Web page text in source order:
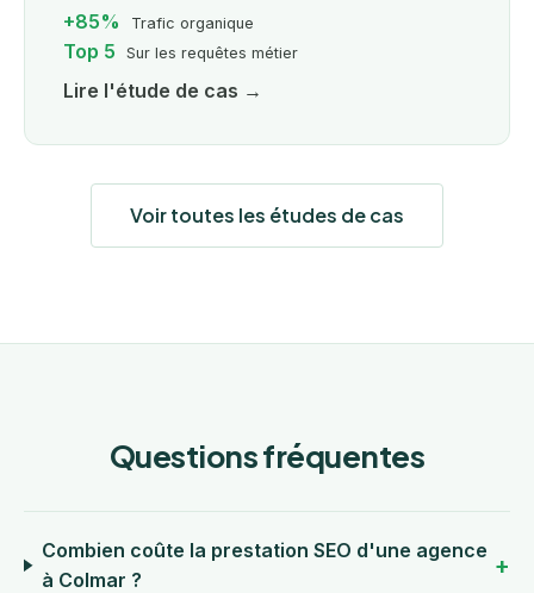
+85%
Trafic organique
Top 5 Sur les requêtes métier
Lire l'étude de cas →
Voir toutes les études de cas
Questions fréquentes
Combien coûte la prestation SEO d'une agence
à Colmar ?